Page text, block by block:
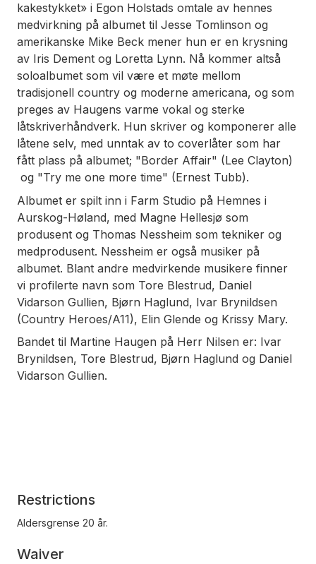
kakestykket» i Egon Holstads omtale av hennes
medvirkning på albumet til Jesse Tomlinson og
amerikanske Mike Beck mener hun er en krysning
av Iris Dement og Loretta Lynn. Nå kommer altså
soloalbumet som vil være et møte mellom
tradisjonell country og moderne americana, og som
preges av Haugens varme vokal og sterke
låtskriverhåndverk. Hun skriver og komponerer alle
låtene selv, med unntak av to coverlåter som har
fått plass på albumet; "Border Affair" (Lee Clayton)
og "Try me one more time" (Ernest Tubb).
Albumet er spilt inn i Farm Studio på Hemnes i
Aurskog-Høland, med Magne Hellesjø som
produsent og Thomas Nessheim som tekniker og
medprodusent. Nessheim er også musiker på
albumet. Blant andre medvirkende musikere finner
vi profilerte navn som Tore Blestrud, Daniel
Vidarson Gullien, Bjørn Haglund, Ivar Brynildsen
(Country Heroes/A11), Elin Glende og Krissy Mary.
Bandet til Martine Haugen på Herr Nilsen er: Ivar
Brynildsen, Tore Blestrud, Bjørn Haglund og Daniel
Vidarson Gullien.
Restrictions
Aldersgrense 20 år.
Waiver